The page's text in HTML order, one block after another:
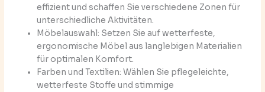
effizient und schaffen Sie verschiedene Zonen für
unterschiedliche Aktivitäten.
Möbelauswahl: Setzen Sie auf wetterfeste,
ergonomische Möbel aus langlebigen Materialien
für optimalen Komfort.
Farben und Textilien: Wählen Sie pflegeleichte,
wetterfeste Stoffe und stimmige